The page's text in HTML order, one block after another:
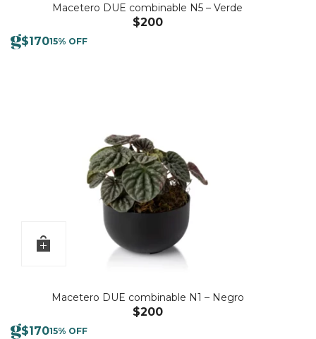
Macetero DUE combinable N5 – Verde
$200
$17015% OFF
Macetero DUE combinable N1 – Negro
$200
$17015% OFF